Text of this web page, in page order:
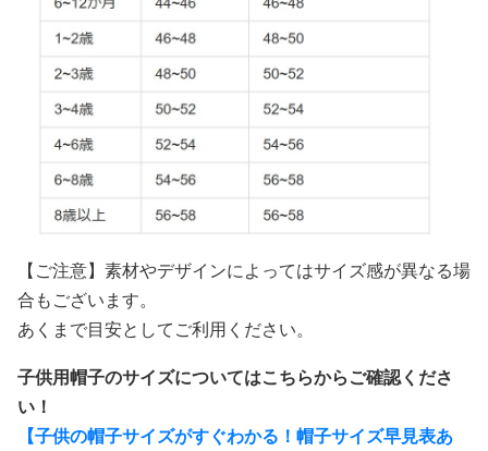
【ご注意】素材やデザインによってはサイズ感が異なる場
合もございます。
あくまで目安としてご利用ください。
子供用帽子のサイズについてはこちらからご確認くださ
い！
【子供の帽子サイズがすぐわかる！帽子サイズ早見表あ